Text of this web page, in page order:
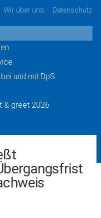
Wir über uns Datenschutz
und mit DpS
& greet 2026